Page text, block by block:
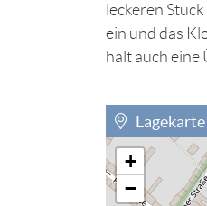
leckeren
ein und das
hält auch
Lagekarte
Sie müssen
eingebettete
+
−